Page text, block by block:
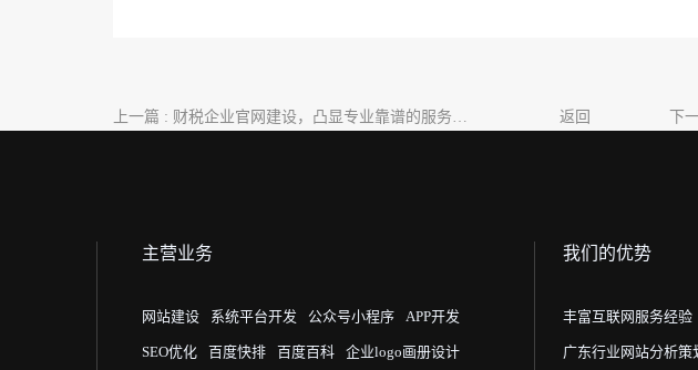
上一篇 : 财税企业官网建设，凸显专业靠谱的服务特
返回
下
主营业务
网站建设 系统平台开发 公众号小程序 APP开发
SEO优化 百度快排 百度百科 企业logo画册设计
我们的优势
丰富互联网服务经验
广东行业网站分析策